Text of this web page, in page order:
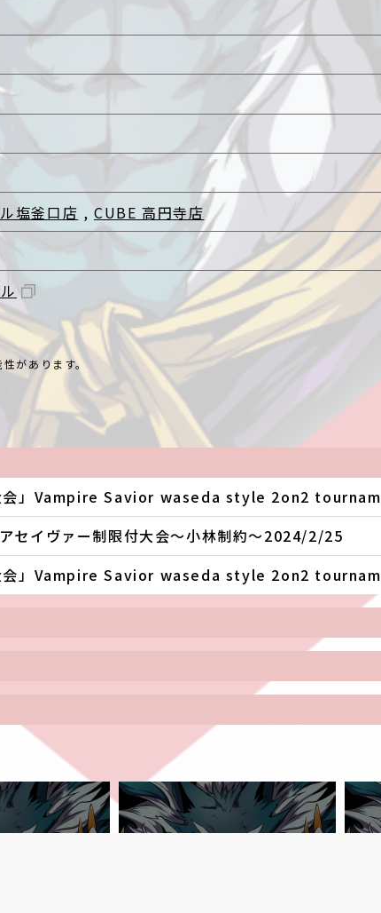
塩釜口店 ,CUBE 高円寺店
があります。
会」Vampire Savior waseda style 2on2
セイヴァー制限付大会～小林制約～2024/2/25
大会」Vampire Savior waseda style 2on2